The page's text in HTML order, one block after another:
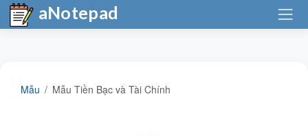
aNotepad
Mẫu Mẫu Tiền Bạc và Tài Chính